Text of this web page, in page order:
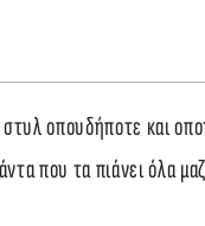
στυλ οπουδήποτε και
που τα πιάνει όλα